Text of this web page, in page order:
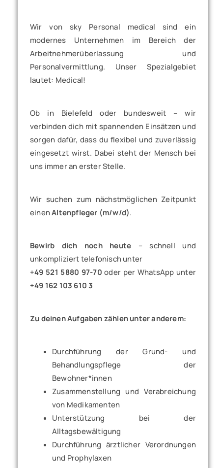
Wir von sky Personal medical sind ein
modernes Unternehmen im Bereich der
Arbeitnehmerüberlassung und
Personalvermittlung. Unser Spezialgebiet
lautet: Medical!
Ob in Bielefeld oder bundesweit – wir
verbinden dich mit spannenden Einsätzen und
sorgen dafür, dass du flexibel und zuverlässig
eingesetzt wirst. Dabei steht der Mensch bei
uns immer an erster Stelle.
Wir suchen zum nächstmöglichen Zeitpunkt
einenAltenpfleger (m/w/d).
Bewirb dich noch heute – schnell und
unkompliziert telefonisch unter
+49 521 5880 97-70 oder per WhatsApp unter
+49 162 103 610 3
Zu deinen Aufgaben zählen unter anderem:
Durchführung der Grund- und
Behandlungspflege der
Bewohner*innen
Zusammenstellung und Verabreichung
von Medikamenten
Unterstützung bei der
Alltagsbewältigung
Durchführung ärztlicher Verordnungen
und Prophylaxen